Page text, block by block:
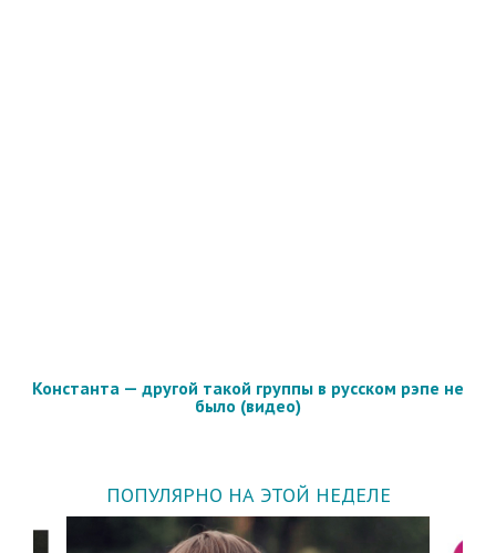
Константа — другой такой группы в русском рэпе не
было (видео)
ПОПУЛЯРНО НА ЭТОЙ НЕДЕЛЕ